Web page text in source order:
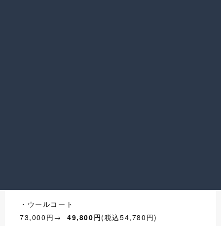
・ウールコート
73,000円→
49,800円(税込54,780円)